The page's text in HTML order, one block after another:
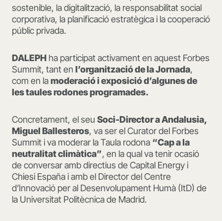
sostenible, la digitalització, la responsabilitat social
corporativa, la planificació estratègica i la cooperació
públic privada.
DALEPH ha participat activament en aquest Forbes
Summit, tant en l’organització de la Jornada,
com en lamoderació i exposició d’algunes de
les taules rodones programades.
Concretament, el seu Soci-Director a Andalusia,
Miguel Ballesteros, va ser el Curator del Forbes
Summit i va moderar la Taula rodona “Cap a la
neutralitat climàtica”, en la qual va tenir ocasió
de conversar amb directius de Capital Energy i
Chiesi España i amb el Director del Centre
d’Innovació per al Desenvolupament Humà (ItD) de
la Universitat Politècnica de Madrid.